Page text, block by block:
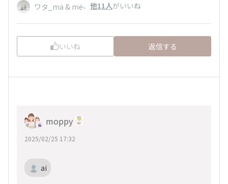
ワタ_mä & më、 他11人がいいね
いいね 返信する
moppy
2025/02/25 17:32
ai